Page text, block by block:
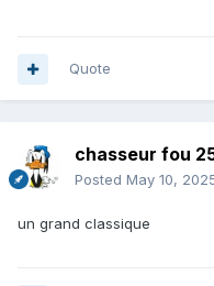
Quote
chasseur fou
Posted May 10,
un grand classique